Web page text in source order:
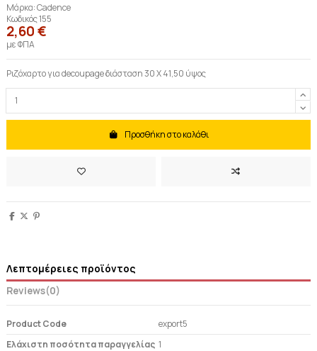
Μάρκα:Cadence
Κωδικός155
2,60 €
με ΦΠΑ
Ριζόχαρτο για decoupage διάσταση 30 Χ 41,50 ύψος
Προσθήκη στο καλάθι
Λεπτομέρειες προϊόντος
Reviews(0)
Product Code
export5
Ελάχιστη ποσότητα παραγγελίας 1